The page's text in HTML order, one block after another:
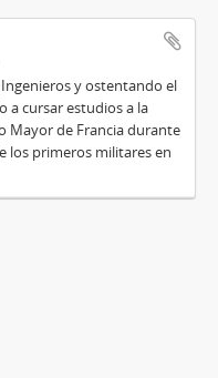
y ostentando el
a cursar estudios a la
Mayor de Francia durante
los primeros militares en